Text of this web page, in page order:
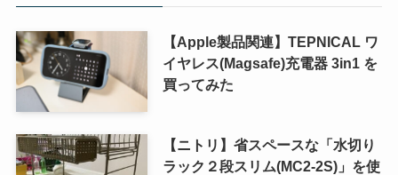
【Apple製品関連】TEPNICAL ワ
イヤレス(Magsafe)充電器 3in1 を
買ってみた
【ニトリ】省スペースな「水切り
ラック２段スリム(MC2-2S)」を使